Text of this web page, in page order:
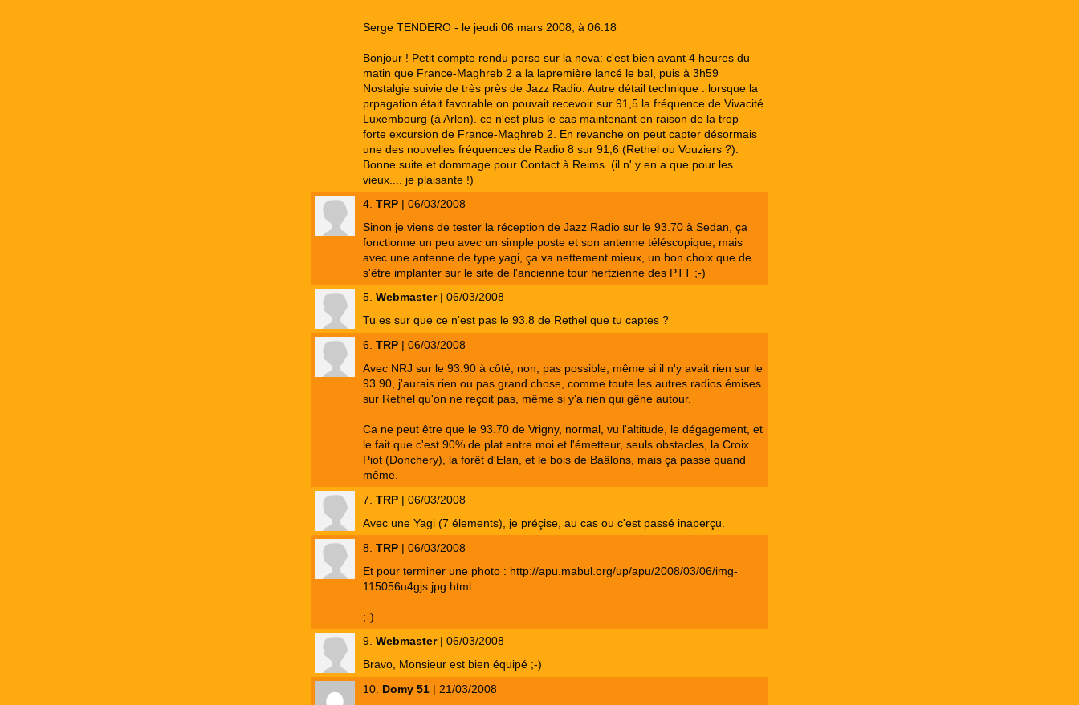
Serge TENDERO - le jeudi 06 mars 2008, à 06:18
Bonjour ! Petit compte rendu perso sur la neva: c'est bien avant 4 heures du
matin que France-Maghreb 2 a la lapremière lancé le bal, puis à 3h59
Nostalgie suivie de très près de Jazz Radio. Autre détail technique : lorsque la
prpagation était favorable on pouvait recevoir sur 91,5 la fréquence de Vivacité
Luxembourg (à Arlon). ce n'est plus le cas maintenant en raison de la trop
forte excursion de France-Maghreb 2. En revanche on peut capter désormais
une des nouvelles fréquences de Radio 8 sur 91,6 (Rethel ou Vouziers ?).
Bonne suite et dommage pour Contact à Reims. (il n' y en a que pour les
vieux.... je plaisante !)
4. TRP | 06/03/2008
Sinon je viens de tester la réception de Jazz Radio sur le 93.70 à Sedan, ça
fonctionne un peu avec un simple poste et son antenne téléscopique, mais
avec une antenne de type yagi, ça va nettement mieux, un bon choix que de
s'être implanter sur le site de l'ancienne tour hertzienne des PTT ;-)
5. Webmaster | 06/03/2008
Tu es sur que ce n'est pas le 93.8 de Rethel que tu captes ?
6. TRP | 06/03/2008
Avec NRJ sur le 93.90 à côté, non, pas possible, même si il n'y avait rien sur le
93.90, j'aurais rien ou pas grand chose, comme toute les autres radios émises
sur Rethel qu'on ne reçoit pas, même si y'a rien qui gêne autour.
Ca ne peut être que le 93.70 de Vrigny, normal, vu l'altitude, le dégagement, et
le fait que c'est 90% de plat entre moi et l'émetteur, seuls obstacles, la Croix
Piot (Donchery), la forêt d'Elan, et le bois de Baâlons, mais ça passe quand
même.
7. TRP | 06/03/2008
Avec une Yagi (7 élements), je préçise, au cas ou c'est passé inaperçu.
8. TRP | 06/03/2008
Et pour terminer une photo : http://apu.mabul.org/up/apu/2008/03/06/img-
115056u4gjs.jpg.html
;-)
9. Webmaster | 06/03/2008
Bravo, Monsieur est bien équipé ;-)
10. Domy 51 | 21/03/2008